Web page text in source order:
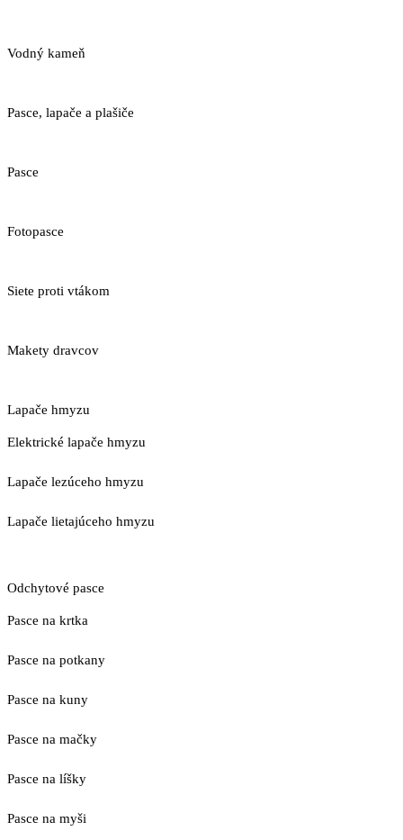
Vodný kameň
Pasce, lapače a plašiče
Pasce
Fotopasce
Siete proti vtákom
Makety dravcov
Lapače hmyzu
Elektrické lapače hmyzu
Lapače lezúceho hmyzu
Lapače lietajúceho hmyzu
Odchytové pasce
Pasce na krtka
Pasce na potkany
Pasce na kuny
Pasce na mačky
Pasce na líšky
Pasce na myši